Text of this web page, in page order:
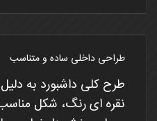
طراحی داخلی ساده و متناسب
طرح کلی داشبورد به
نقره ای رنگ، شکل